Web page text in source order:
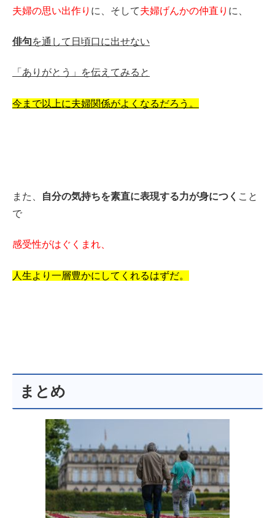
夫婦の思い出作り に、そして夫婦げんかの仲直り に、
俳句を通して日頃口に出せない
「ありがとう」を伝えてみると
今まで以上に夫婦関係がよくなるだろう。
また、 自分の気持ちを素直に表現する力が身につく こと
で
感受性がはぐくまれ、
人生より一層豊かにしてくれるはずだ。
まとめ